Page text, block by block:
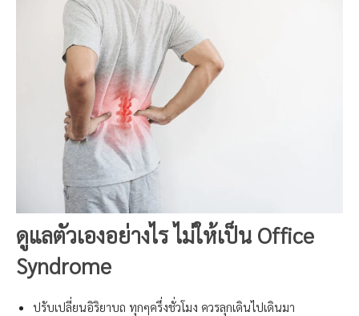
ดูแลตัวเองอย่างไร ไม่ให้เป็น Office
Syndrome
ปรับเปลี่ยนอิริยาบถ ทุกๆครึ่งชั่วโมง ควรลุกเดินไปเดินมา